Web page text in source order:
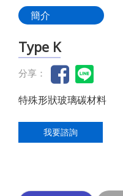
簡介
Type K
分享：
特殊形狀玻璃碳材料
我要諮詢